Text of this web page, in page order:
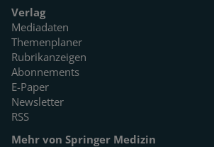
Verlag
Mediadaten
Themenplaner
Rubrikanzeigen
Abonnements
E-Paper
Newsletter
RSS
Mehr von Springer Medizin